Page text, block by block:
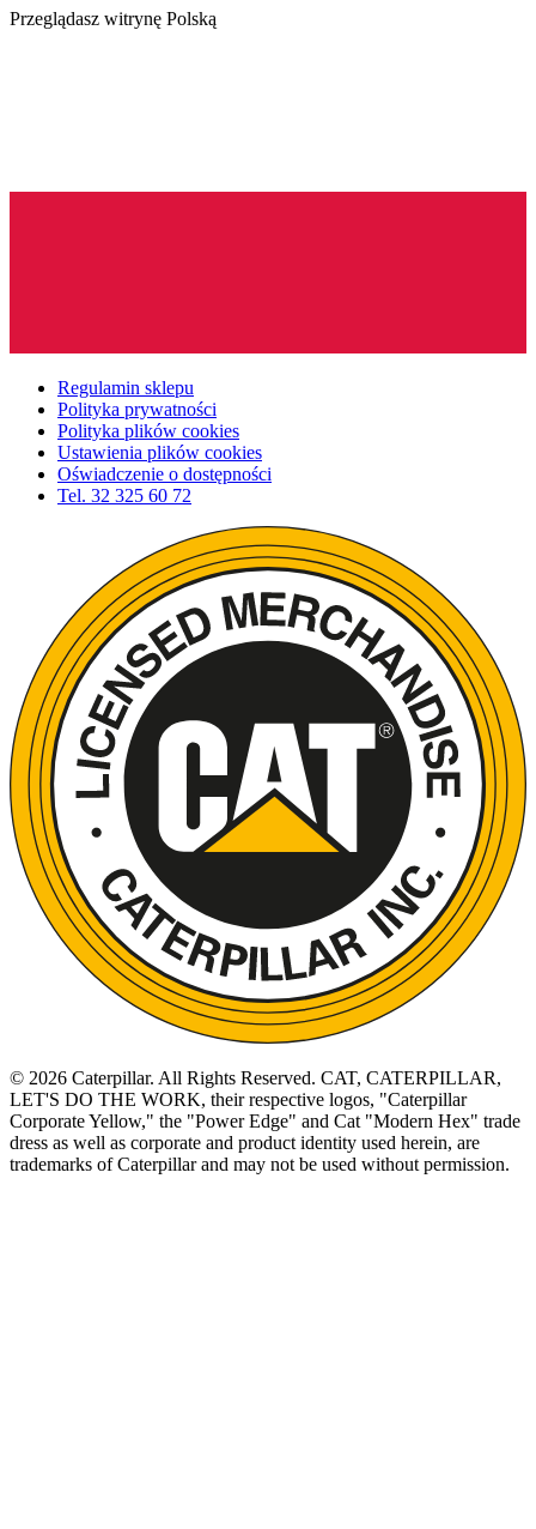
Przeglądasz witrynę Polską
Regulamin sklepu
Polityka prywatności
Polityka plików cookies
Ustawienia plików cookies
Oświadczenie o dostępności
Tel. 32 325 60 72
© 2026 Caterpillar. All Rights Reserved. CAT, CATERPILLAR,
LET'S DO THE WORK, their respective logos, "Caterpillar
Corporate Yellow," the "Power Edge" and Cat "Modern Hex" trade
dress as well as corporate and product identity used herein, are
trademarks of Caterpillar and may not be used without permission.